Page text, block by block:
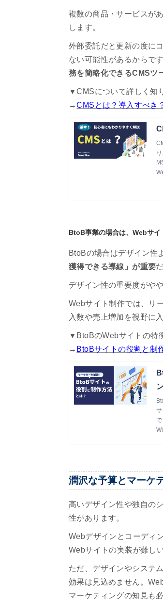
複数の商品・サービスが
します。
外部委託だと更新の度に
ない可能性があるからで
務を簡略化できるCMSツ
▼CMSについて詳しく知
→CMSとは？導入すべき
BtoB事業の場合は、Webサイ
BtoBの場合はデザイン性
獲得できる導線」が重要
デザイン性の重要度がや
Webサイト制作では、リ
入数や売上増加を視野に
▼BtoBのWebサイトの特
→ BtoBサイトの役割と制
サ
で
潤沢な予算とマーケ
高いデザイン性や独自の
性があります。
Webデザインとコーディ
Webサイトの実装が難し
ただ、デザインやシステ
効果は見込めません。
マーケティングの知見も必